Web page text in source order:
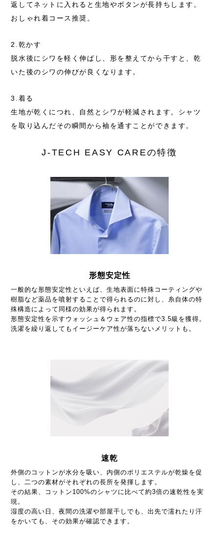
返してネットに入れると生地やボタンが長持ちします。
おしゃれ着コース推奨。
2.乾かす
脱水後にシワを軽く伸ばし、形を整えてから干すと、 乾
いた後のシワの伸びが良くなります。
3.着る
生地が乾くにつれ、自然とシワが軽減されます。 シャツ
を取り込んだその瞬間から袖を通すことができます。
J-TECH EASY CAREの特徴
形態安定性
一般的な形態安定性といえば、生地表面に特殊コーティングや
樹脂など薬品を噴射することで得られるのに対し、糸自体の特
殊構造によって同様の効果が得られます。
形態安定性を示すウォッシュ＆ウェア性の指標で3.5級を獲得。
洗濯を繰り返してもイージーケア性が落ちないメリットも。
速乾
外側のコットンが水分を吸い、内側のポリエステルが乾燥を促
し、二つの素材がそれぞれの長所を発揮します。
その結果、コットン100%のシャツに比べて約3倍の速乾性を実
現。
湿度の高い日、夜間の洗濯や部屋干しでも、出先で濡れたり汗
をかいても、その効果が確認できます。